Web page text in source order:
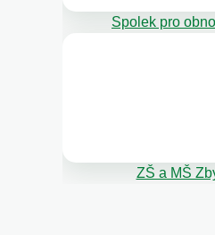
Spolek pro
ZŠ a MŠ